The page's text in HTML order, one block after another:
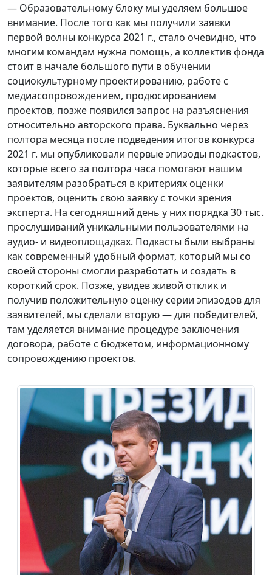
— Образовательному блоку мы уделяем большое
внимание. После того как мы получили заявки
первой волны конкурса 2021 г., стало очевидно, что
многим командам нужна помощь, а коллектив фонда
стоит в начале большого пути в обучении
социокультурному проектированию, работе с
медиасопровождением, продюсированием
проектов, позже появился запрос на разъяснения
относительно авторского права. Буквально через
полтора месяца после подведения итогов конкурса
2021 г. мы опубликовали первые эпизоды подкастов,
которые всего за полтора часа помогают нашим
заявителям разобраться в критериях оценки
проектов, оценить свою заявку с точки зрения
эксперта. На сегодняшний день у них порядка 30 тыс.
прослушиваний уникальными пользователями на
аудио- и видеоплощадках. Подкасты были выбраны
как современный удобный формат, который мы со
своей стороны смогли разработать и создать в
короткий срок. Позже, увидев живой отклик и
получив положительную оценку серии эпизодов для
заявителей, мы сделали вторую — для победителей,
там уделяется внимание процедуре заключения
договора, работе с бюджетом, информационному
сопровождению проектов.